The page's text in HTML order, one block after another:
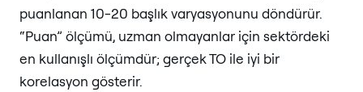
puanlanan 10-20 başlık varyasyonunu döndürür.
“Puan” ölçümü, uzman olmayanlar için sektördeki
en kullanışlı ölçümdür; gerçek TO ile iyi bir
korelasyon gösterir.